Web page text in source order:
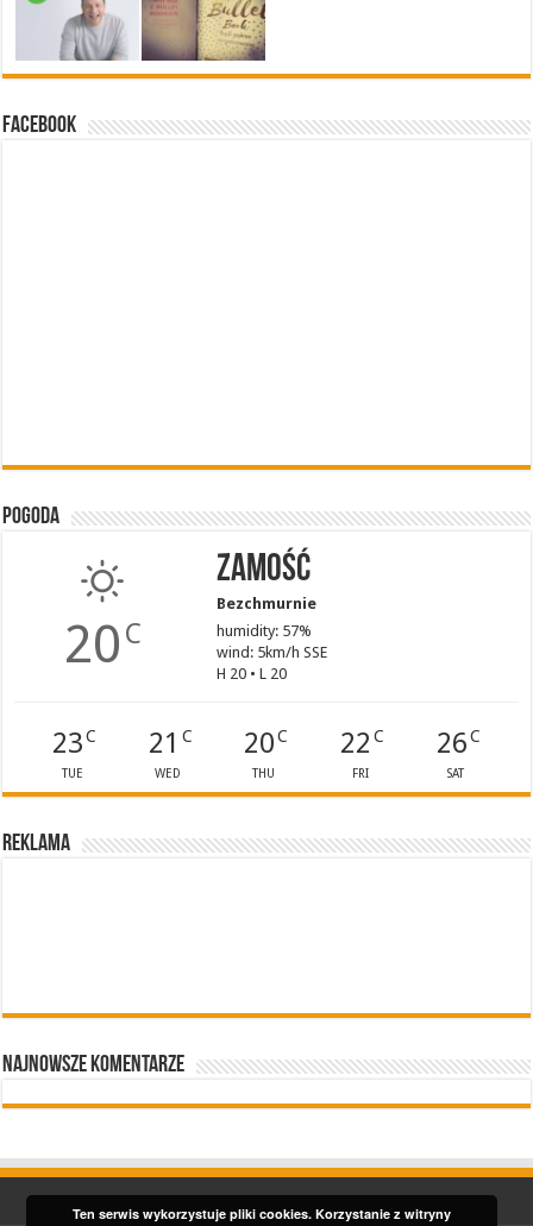
Facebook
Pogoda
20 C
Zamość
Bezchmurnie
humidity: 57%
wind: 5km/h SSE
H 20 • L 20
23C
TUE
21 C
WED
20 C
THU
22 C
FRI
26C
SAT
Reklama
Najnowsze komentarze
Ten serwis wykorzystuje pliki cookies. Korzystanie z witryny